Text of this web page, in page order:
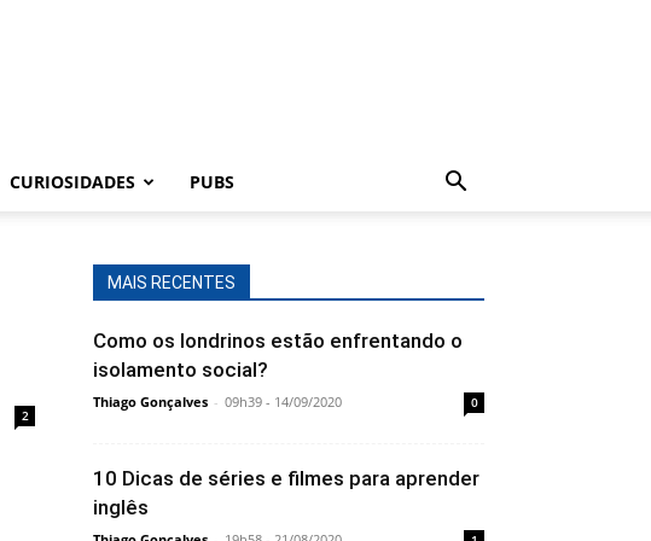
CURIOSIDADES PUBS
2
MAIS RECENTES
Como os londrinos estão enfrentando o
isolamento social?
Thiago Gonçalves - 09h39 - 14/09/2020 0
10 Dicas de séries e filmes para aprender
inglês